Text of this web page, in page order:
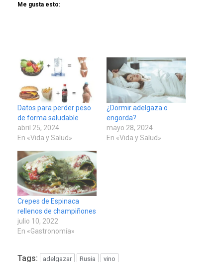
Me gusta esto:
Datos para perder peso
de forma saludable
abril 25, 2024
En «Vida y Salud»
¿Dormir adelgaza o
engorda?
mayo 28, 2024
En «Vida y Salud»
Crepes de Espinaca
rellenos de champiñones
julio 10, 2022
En «Gastronomía»
Tags: adelgazar Rusia vino